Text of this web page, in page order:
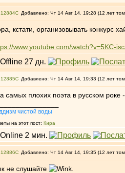
Добавлено: Чт 14 Авг 14, 19:28 (12 лет
кстати, организовывать конкурс
www.youtube.com/watch?v=5KC-
Добавлено: Чт 14 Авг 14, 19:33 (12 лет
самых плохих поэта в русском
чистой воды
на этот пост: Кира
Добавлено: Чт 14 Авг 14, 19:35 (12 лет
не слушайте